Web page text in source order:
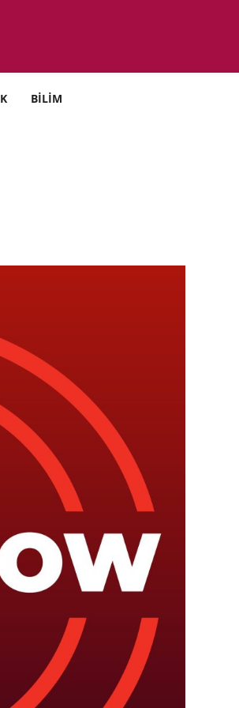
BİLİM